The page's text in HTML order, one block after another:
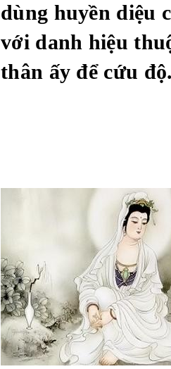
dùng huyền diệu
với danh hiệu
thân ấy để cứu độ.